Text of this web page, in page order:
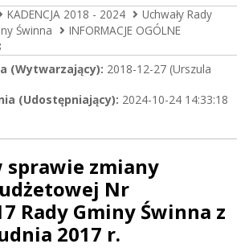
KADENCJA 2018 - 2024
Uchwały Rady
Świnna
INFORMACJE OGÓLNE
(Wytwarzający): 2018-12-27 (Urszula
(Udostępniający): 2024-10-24 14:33:18
sprawie zmiany
Nr
Rady Gminy Świnna z
2017 r.